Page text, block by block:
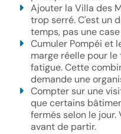
Ajouter la Villa des
trop serré. C'est un
temps, pas une
Cumuler Pompéi et
marge réelle pour
fatigue. Cette
demande une
Compter sur une
que certains
fermés selon le
avant de partir.